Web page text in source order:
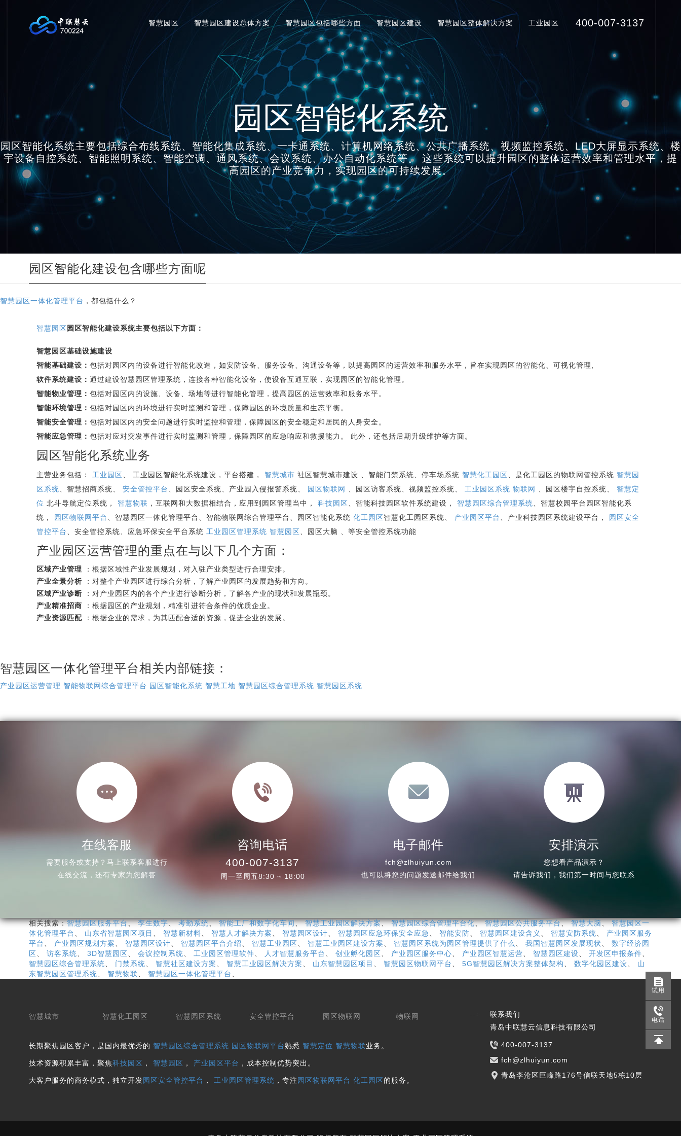
智慧园区 智慧园区建设总体方案 智慧园区包括哪些方面 智慧园区建设 智慧园区整体解决方案 工业园区 400-007-3137
园区智能化系统
园区智能化系统主要包括综合布线系统、智能化集成系统、一卡通系统、计算机网络系统、公共广播系统、视频监控系统、LED大屏显示系统、楼
宇设备自控系统、智能照明系统、智能空调、通风系统、会议系统、办公自动化系统等。 这些系统可以提升园区的整体运营效率和管理水平，提
高园区的产业竞争力，实现园区的可持续发展。
园区智能化建设包含哪些方面呢
智慧园区一体化管理平台 ，都包括什么？
智慧园区园区智能化建设系统主要包括以下方面：
智慧园区基础设施建设
智能基础建设： 包括对园区内的设备进行智能化改造，如安防设备、服务设备、沟通设备等，以提高园区的运营效率和服务水平，旨在实现园区的智能化、可视化管理,
软件系统建设： 通过建设智慧园区管理系统，连接各种智能化设备，使设备互通互联，实现园区的智能化管理。
智能物业管理： 包括对园区内的设施、设备、场地等进行智能化管理，提高园区的运营效率和服务水平。
智能环境管理： 包括对园区内的环境进行实时监测和管理，保障园区的环境质量和生态平衡。
智能安全管理： 包括对园区内的安全问题进行实时监控和管理，保障园区的安全稳定和居民的人身安全。
智能应急管理： 包括对应对突发事件进行实时监测和管理，保障园区的应急响应和救援能力。 此外，还包括后期升级维护等方面。
园区智能化系统业务
主营业务包括： 工业园区 、 工业园区智能化系统建设，平台搭建， 智慧城市 社区智慧城市建设 、智能门禁系统、停车场系统 智慧化工园区 、是化工园区的物联网管控系统 智慧园
区系统 、智慧招商系统、 安全管控平台 、园区安全系统、产业园入侵报警系统、 园区物联网 、园区访客系统、视频监控系统、 工业园区系统 物联网 、园区楼宇自控系统、 智慧定
位 北斗导航定位系统， 智慧物联 ，互联网和大数据相结合，应用到园区管理当中， 科技园区 、智能科技园区软件系统建设， 智慧园区综合管理系统 、智慧校园平台园区智能化系
统， 园区物联网平台 、智慧园区一体化管理平台、智能物联网综合管理平台、园区智能化系统 化工园区智慧化工园区系统、 产业园区平台 、产业科技园区系统建设平台， 园区安全
管控平台
、安全管控系统、应急环保安全平台系统 工业园区管理系统 智慧园区 、园区大脑 、等安全管控系统功能
产业园区运营管理的重点在与以下几个方面：
区域产业管理
：根据区域性产业发展规划，对入驻产业类型进行合理安排。
产业全景分析
：对整个产业园区进行综合分析，了解产业园区的发展趋势和方向。
区域产业诊断
：对产业园区内的各个产业进行诊断分析，了解各产业的现状和发展瓶颈。
产业精准招商
：根据园区的产业规划，精准引进符合条件的优质企业。
产业资源匹配
：根据企业的需求，为其匹配合适的资源，促进企业的发展。
智慧园区一体化管理平台相关内部链接：
产业园区运营管理 智能物联网综合管理平台 园区智能化系统 智慧工地 智慧园区综合管理系统 智慧园区系统
在线客服
需要服务或支持？马上联系客服进行
在线交流，还有专家为您解答
咨询电话
400-007-3137
周一至周五8:30 ~ 18:00
电子邮件
fch@zlhuiyun.com
也可以将您的问题发送邮件给我们
安排演示
您想看产品演示？
请告诉我们，我们第一时间与您联系
相关搜索：智慧园区服务平台、孪生数字、考勤系统、智能工厂和数字化车间、智慧工业园区解决方案、智慧园区综合管理平台化、智慧园区公共服务平台、智慧大脑、智慧园区一
体化管理平台
山东省智慧园区项目 智慧新材料 智慧人才解决方案 智慧园区设计 智慧园区应急环保安全应急 智能安防 智慧园区建设含义 智慧安防系统
产业园区服务
平台
产业园区规划方案 智慧园区设计 智慧园区平台介绍 智慧工业园区 智慧工业园区建设方案 智慧园区系统为园区管理提供了什么 我国智慧园区发展现状
数字经济园
区
访客系统 3D智慧园区 会议控制系统 工业园区管理软件 人才智慧服务平台 创业孵化园区 产业园区服务中心 产业园区智慧运营 智慧园区建设 开发区申报条件
智慧园区综合管理系统
门禁系统 智慧社区建设方案 智慧工业园区解决方案 山东智慧园区项目 智慧园区物联网平台 5G智慧园区解决方案整体架构 数字化园区建设
山
东智慧园区管理系统
智慧物联 智慧园区一体化管理平台
智慧城市 智慧化工园区 智慧园区系统 安全管控平台 园区物联网 物联网
长期聚焦园区客户，是国内最优秀的 智慧园区综合管理系统 园区物联网平台熟悉 智慧定位 智慧物联业务。
技术资源积累丰富，聚焦科技园区 ， 智慧园区 ， 产业园区平台 ，成本控制优势突出。
大客户服务的商务模式，独立开发园区安全管控平台 ， 工业园区管理系统 ，专注 园区物联网平台 化工园区的服务。
联系我们
青岛中联慧云信息科技有限公司
400-007-3137
fch@zlhuiyun.com
青岛李沧区巨峰路176号信联天地5栋10层
试用
电话